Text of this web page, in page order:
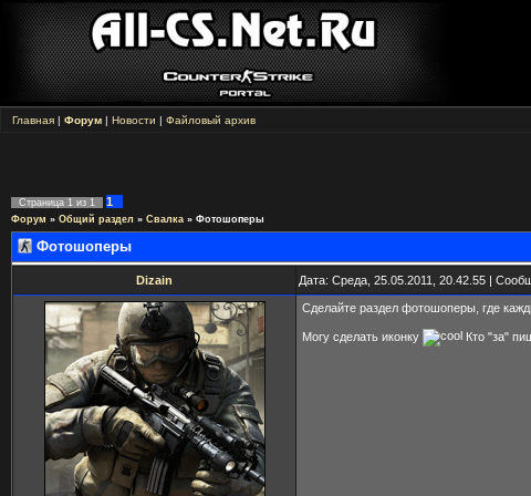
Главная | Форум | Новости | Файловый архив
Страница 1 из 1 1
Форум » Общий раздел » Свалка » Фотошоперы
Фотошоперы
Dizain Дата: Среда, 25.05.2011, 20.42.55 |
Сделайте раздел фотошоперы, где
Могу сделать иконку Кто "за"